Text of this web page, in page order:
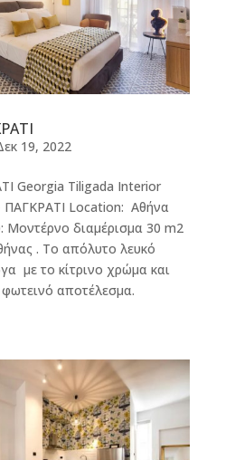
19, 2022
Georgia Tiligada Interior
ΠΑΓΚΡΑΤΙ Location: Αθήνα
Μοντέρνο διαμέρισμα 30 m2
. Το απόλυτο λευκό
με το κίτρινο χρώμα και
αποτέλεσμα.